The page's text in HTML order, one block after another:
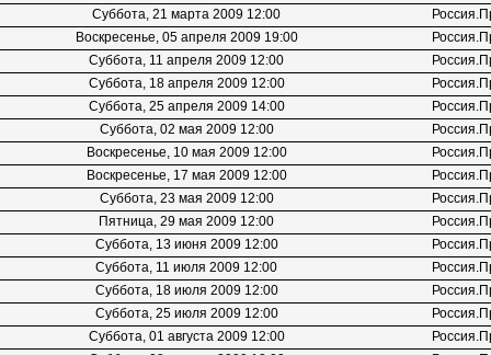
Суббота, 21 марта 2009 12:00
Воскресенье, 05 апреля 2009 19:00
Суббота, 11 апреля 2009 12:00
Суббота, 18 апреля 2009 12:00
Суббота, 25 апреля 2009 14:00
Суббота, 02 мая 2009 12:00
Воскресенье, 10 мая 2009 12:00
Воскресенье, 17 мая 2009 12:00
Суббота, 23 мая 2009 12:00
Пятница, 29 мая 2009 12:00
Суббота, 13 июня 2009 12:00
Суббота, 11 июля 2009 12:00
Суббота, 18 июля 2009 12:00
Суббота, 25 июля 2009 12:00
Суббота, 01 августа 2009 12:00